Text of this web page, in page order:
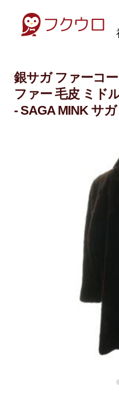
銀サガ ファーコ
ファー 毛皮 ミド
- SAGA MINK サ